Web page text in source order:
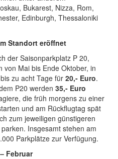
Bukarest, Nizza, Rom,
Edinburgh, Thessaloniki
Standort eröffnet
der Saisonparkplatz P 20,
von Mai bis Ende Oktober, in
zu acht Tage für 20,- Euro.
P20 werden 35,- Euro
die früh morgens zu einer
und am Rückflugtag spät
zum jeweiligen günstigeren
Insgesamt stehen am
Parkplätze zur Verfügung.
Februar